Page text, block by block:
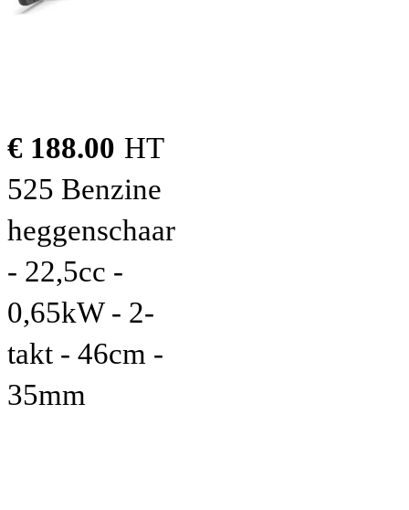
€ 188.00 HT
525 Benzine
heggenschaar
- 22,5cc -
0,65kW - 2-
takt - 46cm -
35mm